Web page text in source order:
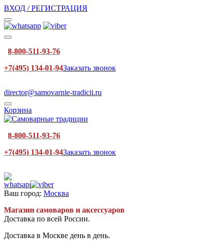
ВХОД / РЕГИСТРАЦИЯ
8-800-511-93-76
+7(495) 134-01-94Заказать звонок
director@samovarnie-tradicii.ru
Корзина
8-800-511-93-76
+7(495) 134-01-94Заказать звонок
Ваш город: Москва
Магазин самоваров и аксессуаров
Доставка по всей России.
Доставка в Москве день в день.